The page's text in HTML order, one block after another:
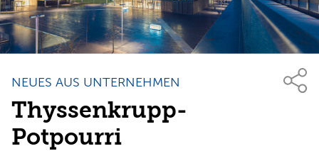
NEUES AUS UNTERNEHMEN
Thyssenkrupp-
Potpourri
Anmelden